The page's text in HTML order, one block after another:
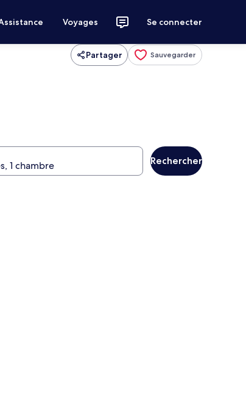
Voyages Se connecter
Partager Sauvegarder
Rechercher